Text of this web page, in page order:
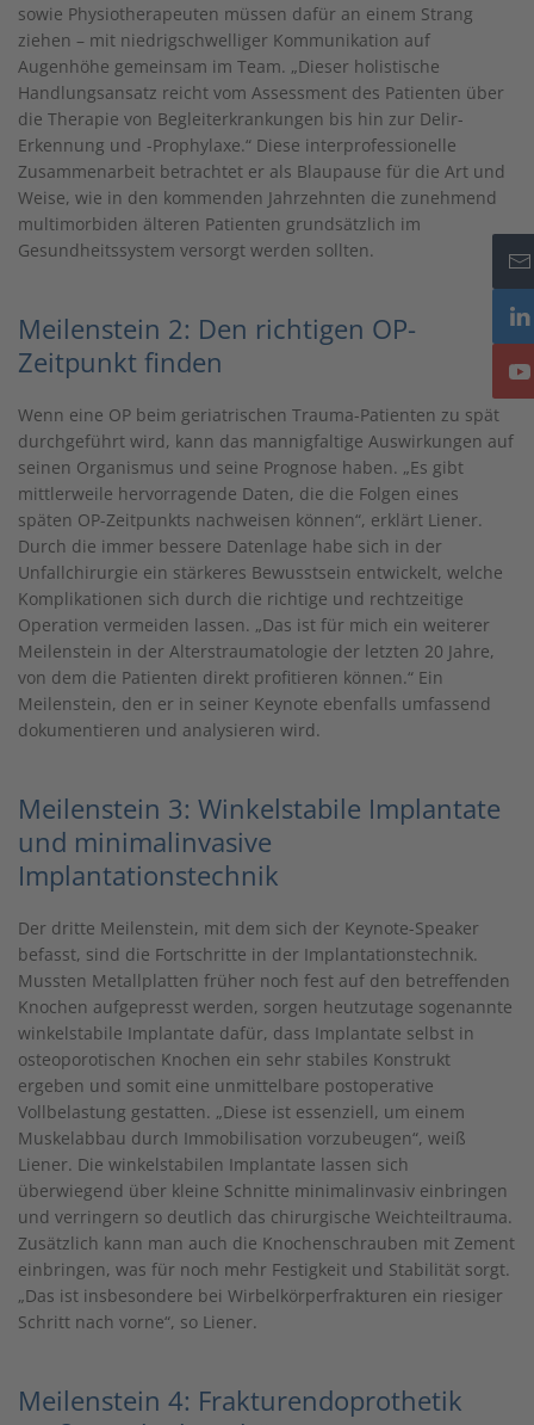
sowie Physiotherapeuten müssen dafür an einem Strang
ziehen – mit niedrigschwelliger Kommunikation auf
Augenhöhe gemeinsam im Team. „Dieser holistische
Handlungsansatz reicht vom Assessment des Patienten über
die Therapie von Begleiterkrankungen bis hin zur Delir-
Erkennung und -Prophylaxe.“ Diese interprofessionelle
Zusammenarbeit betrachtet er als Blaupause für die Art und
Weise, wie in den kommenden Jahrzehnten die zunehmend
multimorbiden älteren Patienten grundsätzlich im
Gesundheitssystem versorgt werden sollten.
Meilenstein 2: Den richtigen OP-
Zeitpunkt finden
Wenn eine OP beim geriatrischen Trauma-Patienten zu spät
durchgeführt wird, kann das mannigfaltige Auswirkungen auf
seinen Organismus und seine Prognose haben. „Es gibt
mittlerweile hervorragende Daten, die die Folgen eines
späten OP-Zeitpunkts nachweisen können“, erklärt Liener.
Durch die immer bessere Datenlage habe sich in der
Unfallchirurgie ein stärkeres Bewusstsein entwickelt, welche
Komplikationen sich durch die richtige und rechtzeitige
Operation vermeiden lassen. „Das ist für mich ein weiterer
Meilenstein in der Alterstraumatologie der letzten 20 Jahre,
von dem die Patienten direkt profitieren können.“ Ein
Meilenstein, den er in seiner Keynote ebenfalls umfassend
dokumentieren und analysieren wird.
Meilenstein 3: Winkelstabile Implantate
und minimalinvasive
Implantationstechnik
Der dritte Meilenstein, mit dem sich der Keynote-Speaker
befasst, sind die Fortschritte in der Implantationstechnik.
Mussten Metallplatten früher noch fest auf den betreffenden
Knochen aufgepresst werden, sorgen heutzutage sogenannte
winkelstabile Implantate dafür, dass Implantate selbst in
osteoporotischen Knochen ein sehr stabiles Konstrukt
ergeben und somit eine unmittelbare postoperative
Vollbelastung gestatten. „Diese ist essenziell, um einem
Muskelabbau durch Immobilisation vorzubeugen“, weiß
Liener. Die winkelstabilen Implantate lassen sich
überwiegend über kleine Schnitte minimalinvasiv einbringen
und verringern so deutlich das chirurgische Weichteiltrauma.
Zusätzlich kann man auch die Knochenschrauben mit Zement
einbringen, was für noch mehr Festigkeit und Stabilität sorgt.
„Das ist insbesondere bei Wirbelkörperfrakturen ein riesiger
Schritt nach vorne“, so Liener.
Meilenstein 4: Frakturendoprothetik